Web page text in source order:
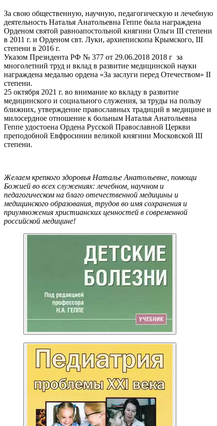
За свою общественную, научную, педагогическую и лечебную
деятельность Наталья Анатольевна Геппе была награждена
Орденом святой равноапостольной княгини Ольги III степени
в 2011 г. и Орденом свт. Луки, архиепископа Крымского, III
степени в 2016 г.
Указом Президента РФ № 377 от 29.06.2018 2018 г за
многолетний труд и вклад в развитие медицинской науки
награждена медалью ордена «За заслуги перед Отечеством» II
степени.
25 октября 2021 г. во внимание ко вкладу в развитие
медицинского и социального служения, за труды на пользу
ближних, утверждение православных традиций в медицине и
милосердное отношение к больным Наталья Анатольевна
Геппе удостоена Ордена Русской Православной Церкви
преподобной Евфросинии великой княгини Московской III
степени.
Желаем крепкого здоровья Наталье Анатольевне, помощи
Божией во всех служениях: лечебном, научном и
педагогическом на благо отечественной медицины и
медицинского образования, трудов во имя сохранения и
приумножения христианских ценностей в современной
российской медицине!